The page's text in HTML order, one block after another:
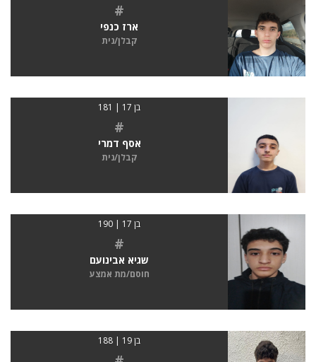
#
ארז כנפי
קבלן/נית
בן 17 | 181
#
אסף דמרי
קבלן/נית
בן 17 | 190
#
שגיא אבינועם
חוסם/מת אמצע
בן 19 | 188